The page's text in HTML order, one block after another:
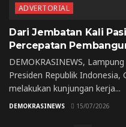
ADVERTORIAL
Dari Jembatan Kali
Percepatan
DEMOKRASINEWS,
Presiden Republik Indonesia,
melakukan kunjungan kerja...
DEMOKRASINEWS 15/07/2026